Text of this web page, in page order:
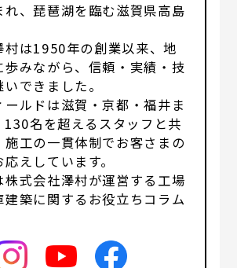
れ、琵琶湖を臨む滋賀県高島
村は1950年の創業以来、地
歩みながら、信頼・実績・技
できました。
ールドは滋賀・京都・福井ま
130名を超えるスタッフと共
施工の一貫体制でお客さまの
えしています。
株式会社澤村が運営する工場
建築に関するお役立ちコラム